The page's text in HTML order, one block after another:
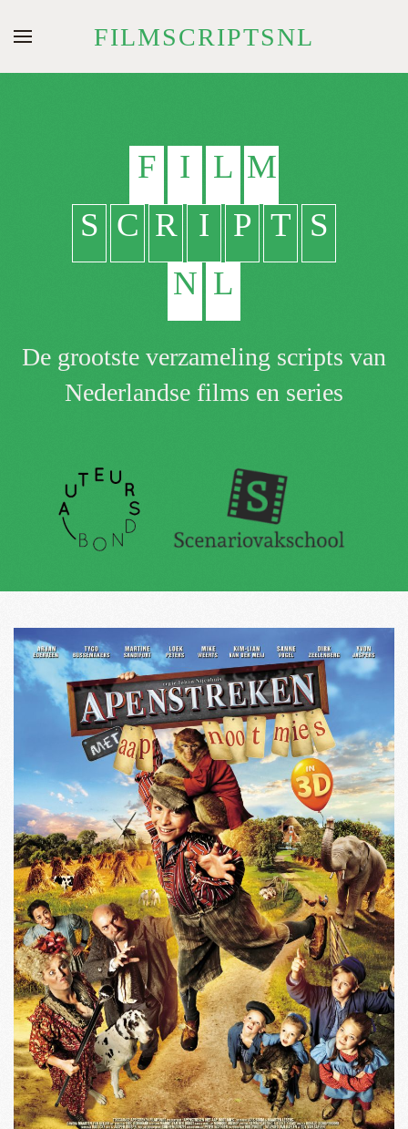
Skip to main contentFILMSCRIPTSNL
F I L M
S C R I P T S
N L
De grootste verzameling scripts van
Nederlandse films en series